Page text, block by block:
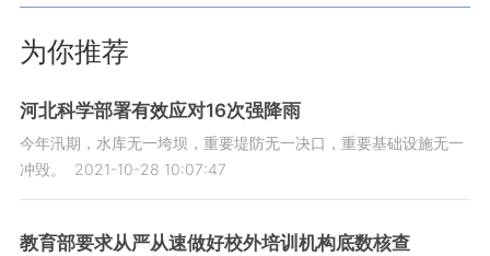
为你推荐
河北科学部署有效应对16次强降雨
今年汛期，水库无一垮坝，重要堤防无一决口，重要基础设施无一
冲毁。
2021-10-28 10:07:47
教育部要求从严从速做好校外培训机构底数核查